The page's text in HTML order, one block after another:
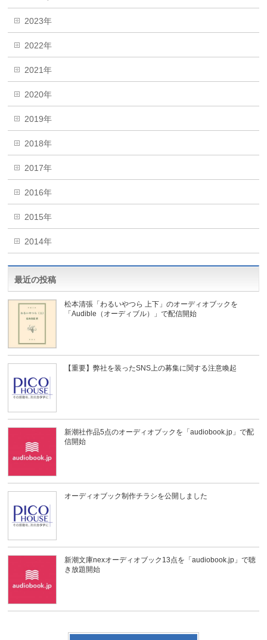
2023年
2022年
2021年
2020年
2019年
2018年
2017年
2016年
2015年
2014年
最近の投稿
松本清張「わるいやつら 上下」のオーディオブックを
「Audible（オーディブル）」で配信開始
【重要】弊社を装ったSNS上の募集に関する注意喚起
新潮社作品5点のオーディオブックを「audiobook.jp」で配
信開始
オーディオブック制作チラシを公開しました
新潮文庫nexオーディオブック13点を「audiobook.jp」で聴
き放題開始